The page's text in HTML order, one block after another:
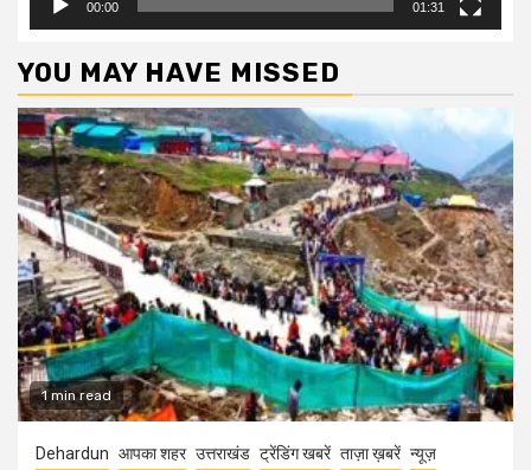
00:00 01:31
YOU MAY HAVE MISSED
1 min read
Dehardun आपका शहर उत्तराखंड ट्रेंडिंग खबरें ताज़ा ख़बरें न्यूज़